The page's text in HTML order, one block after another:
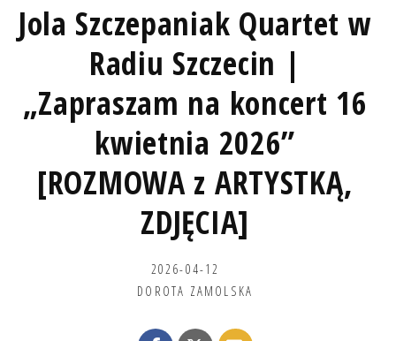
Jola Szczepaniak Quartet w
Radiu Szczecin |
„Zapraszam na koncert 16
kwietnia 2026”
[ROZMOWA z ARTYSTKĄ,
ZDJĘCIA]
2026-04-12
DOROTA ZAMOLSKA